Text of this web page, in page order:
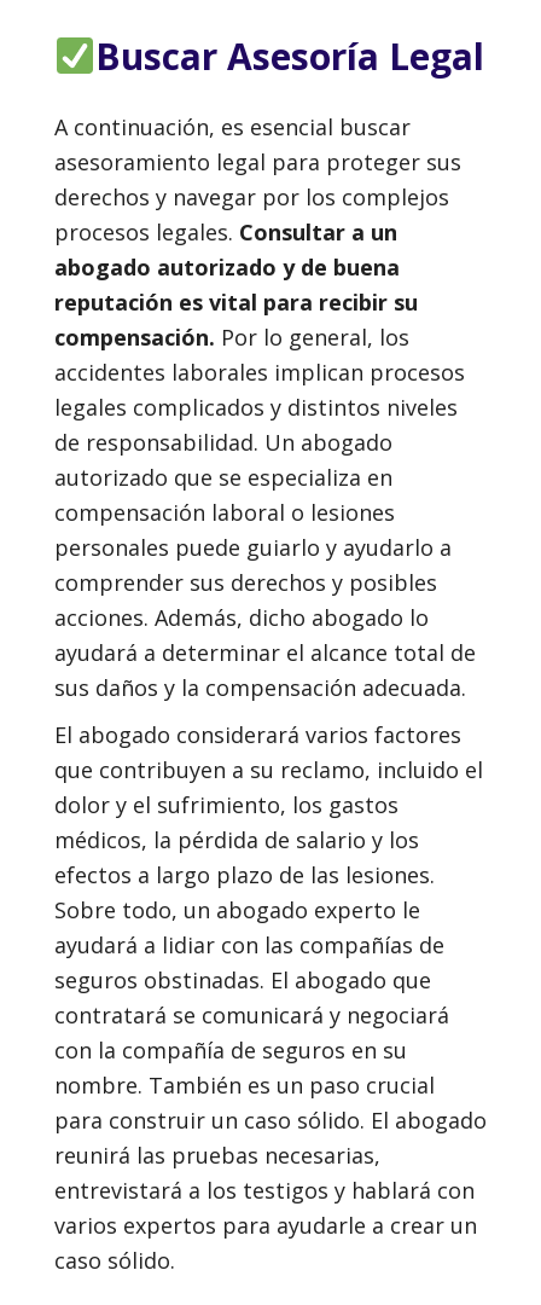
Buscar Asesoría Legal
A continuación, es esencial buscar
asesoramiento legal para proteger sus
derechos y navegar por los complejos
procesos legales. Consultar a un
abogado autorizado y de buena
reputación es vital para recibir su
compensación. Por lo general, los
accidentes laborales implican procesos
legales complicados y distintos niveles
de responsabilidad. Un abogado
autorizado que se especializa en
compensación laboral o lesiones
personales puede guiarlo y ayudarlo a
comprender sus derechos y posibles
acciones. Además, dicho abogado lo
ayudará a determinar el alcance total de
sus daños y la compensación adecuada.
El abogado considerará varios factores
que contribuyen a su reclamo, incluido el
dolor y el sufrimiento, los gastos
médicos, la pérdida de salario y los
efectos a largo plazo de las lesiones.
Sobre todo, un abogado experto le
ayudará a lidiar con las compañías de
seguros obstinadas. El abogado que
contratará se comunicará y negociará
con la compañía de seguros en su
nombre. También es un paso crucial
para construir un caso sólido. El abogado
reunirá las pruebas necesarias,
entrevistará a los testigos y hablará con
varios expertos para ayudarle a crear un
caso sólido.